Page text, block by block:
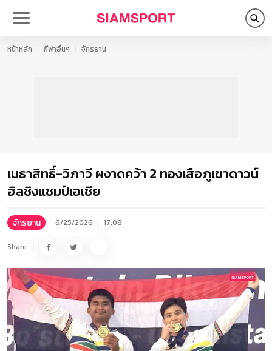
หน้าหลัก กีฬาอื่นๆ จักรยาน
เมธาสิทธิ์-วิภาวี ผงาดคว้า 2 ทองเสือภูเขาดาวน์
ฮิลชิงแชมป์เอเชีย
จักรยาน 6/25/2026 17:08
Share